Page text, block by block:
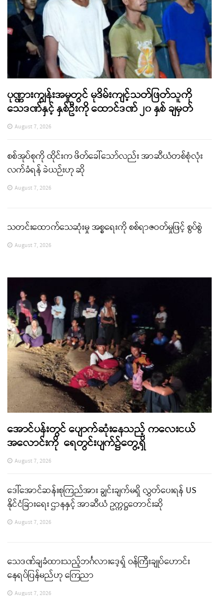
ပုဏ္ဏားကျွန်းအမှုတွင် မုဒိမ်းကျင့်သတ်ဖြတ်သူကို
သေဒဏ်နှင့် နှစ်ဦးကို ထောင်ဒဏ် ၂၀ နှစ် ချမှတ်
August 7, 2026
စစ်အုပ်စုကို ထိုင်းက ဖိတ်ခေါ်သော်လည်း အာဆီယံတစ်စုံလုံး
လက်ခံရန် ခဲယဉ်းဟု ဆို
August 7, 2026
သတင်းထောက်သေဆုံးမှု အစ္စရေးကို စစ်ရာဇဝတ်မှုဖြင့် စွပ်စွဲ
August 7, 2026
အောင်ပန်းတွင် ပျောက်ဆုံးနေသည့် ကလေးငယ်
အလောင်းကို ရေတွင်းပျက်၌တွေ့ရှိ
August 7, 2026
ဒေါ်အောင်ဆန်းစုကြည်အား ချွင်းချက်မရှိ လွှတ်ပေးရန် US
နိုင်ငံခြားရေး ဌာနနှင့် အာဆီယံ ဥက္ကဋ္ဌတောင်းဆို
August 7, 2026
သေဒဏ်ချခံထားသည့်ဘင်္ဂလားဒေ့ရှ် ဝန်ကြီးချုပ်ဟောင်း
နေရပ်ပြန်မည်ဟု ကြေညာ
August 7, 2026